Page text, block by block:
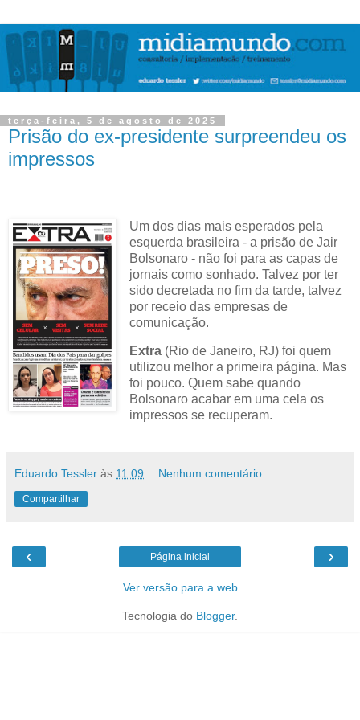
terça-feira, 5 de agosto de 2025
Prisão do ex-presidente surpreendeu os
impressos
Um dos dias mais esperados pela
esquerda brasileira - a prisão de Jair
Bolsonaro - não foi para as capas de
jornais como sonhado. Talvez por ter
sido decretada no fim da tarde, talvez
por receio das empresas de
comunicação.
Extra (Rio de Janeiro, RJ) foi quem
utilizou melhor a primeira página. Mas
foi pouco. Quem sabe quando
Bolsonaro acabar em uma cela os
impressos se recuperam.
Eduardo Tessler às 11:09 Nenhum comentário:
Compartilhar
‹ ›
Página inicial
Ver versão para a web
Tecnologia do Blogger.